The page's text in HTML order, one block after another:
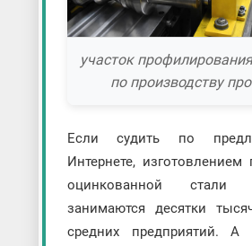
участок
по производству
Если судить по
Интернете,
оцинкованной
занимаются десятки
средних предприятий. А